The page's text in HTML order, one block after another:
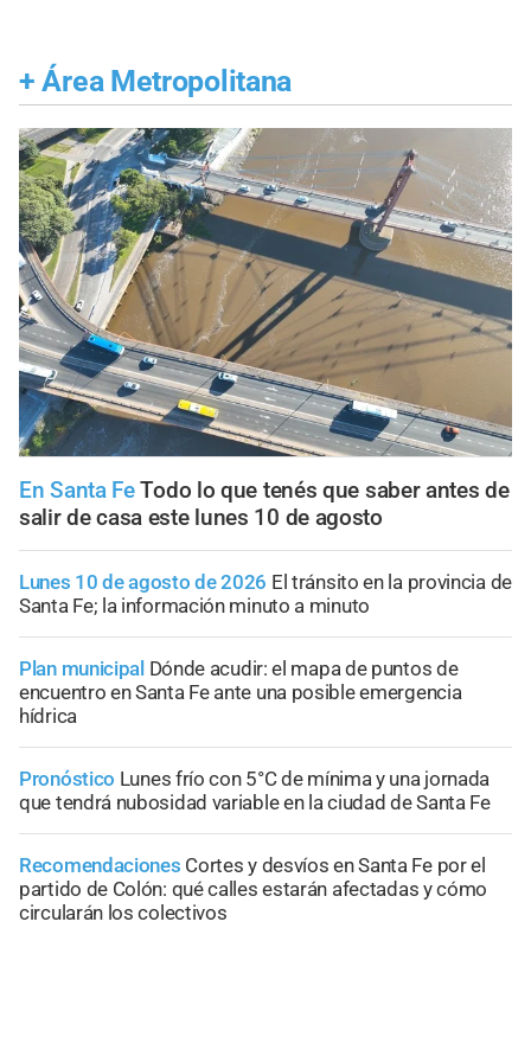
+ Área Metropolitana
En Santa FeTodo lo que tenés que saber antes de
salir de casa este lunes 10 de agosto
Lunes 10 de agosto de 2026 El tránsito en la provincia de
Santa Fe; la información minuto a minuto
Plan municipal Dónde acudir: el mapa de puntos de
encuentro en Santa Fe ante una posible emergencia
hídrica
Pronóstico Lunes frío con 5°C de mínima y una jornada
que tendrá nubosidad variable en la ciudad de Santa Fe
Recomendaciones Cortes y desvíos en Santa Fe por el
partido de Colón: qué calles estarán afectadas y cómo
circularán los colectivos